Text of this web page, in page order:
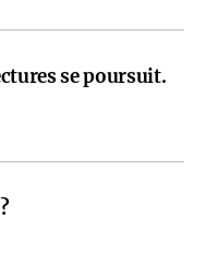
se poursuit.